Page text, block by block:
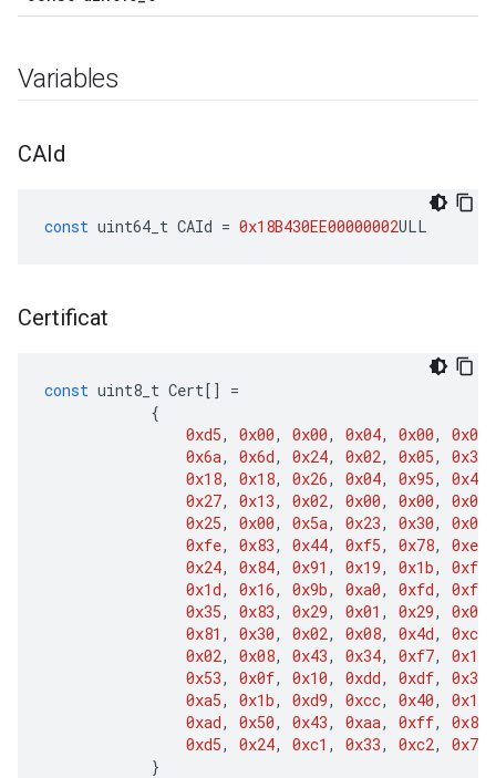
Variables
CAId
const uint64_t CAId = 0x18B430EE00000002ULL
Certificat
const uint8_t Cert[]
=
{
0xd5, 0x00, 0x00, 0x04, 0x00, 0x01
0x6a, 0x6d, 0x24, 0x02, 0x05, 0x37
0x18, 0x18, 0x26, 0x04, 0x95, 0x49
0x27, 0x13, 0x02, 0x00, 0x00, 0x00
0x25, 0x00, 0x5a, 0x23, 0x30, 0x0a
0xfe, 0x83, 0x44, 0xf5, 0x78, 0xec
0x24, 0x84, 0x91 , 0x19, 0x1b, 0xf8
0x1d, 0x16, 0x9b, 0xa0, 0xfd, 0xf7
0x35, 0x83, 0x29, 0x01 , 0x29, 0x02
0x81 , 0x30, 0x02, 0x08, 0x4d, 0xc1
0x02, 0x08, 0x43, 0x34, 0xf7, 0x12
0x53, 0x0f, 0x10, 0xdd, 0xdf, 0x37
0xa5, 0x1b, 0xd9, 0xcc, 0x40, 0x1d
0xad, 0x50, 0x43, 0xaa, 0xff, 0x88
0xd5, 0x24, 0xc1 , 0x33, 0xc2, 0x75
}